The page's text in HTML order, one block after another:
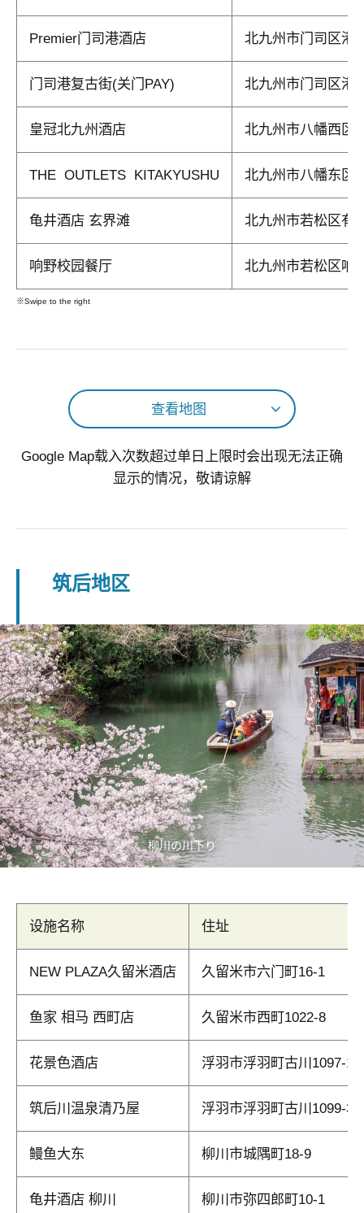
Premier门司港酒店 北九州市门司区港
门司港复古街(关门PAY) 北九州市门司区港
皇冠北九州酒店 北九州市八幡西区
THE OUTLETS KITAKYUSHU 北九州市八幡东区
龟井酒店 玄界滩 北九州市若松区有
响野校园餐厅 北九州市若松区响
※Swipe to the right
查看地图
Google Map载入次数超过单日上限时会出现无法正确
显示的情况，敬请谅解
筑后地区
柳川の川下り
设施名称 住址
NEW PLAZA久留米酒店 久留米市六门町16-1
鱼家 相马 西町店 久留米市西町1022-8
花景色酒店 浮羽市浮羽町古川1097-1
筑后川温泉清乃屋 浮羽市浮羽町古川1099-3
鳗鱼大东 柳川市城隅町18-9
龟井酒店 柳川 柳川市弥四郎町10-1